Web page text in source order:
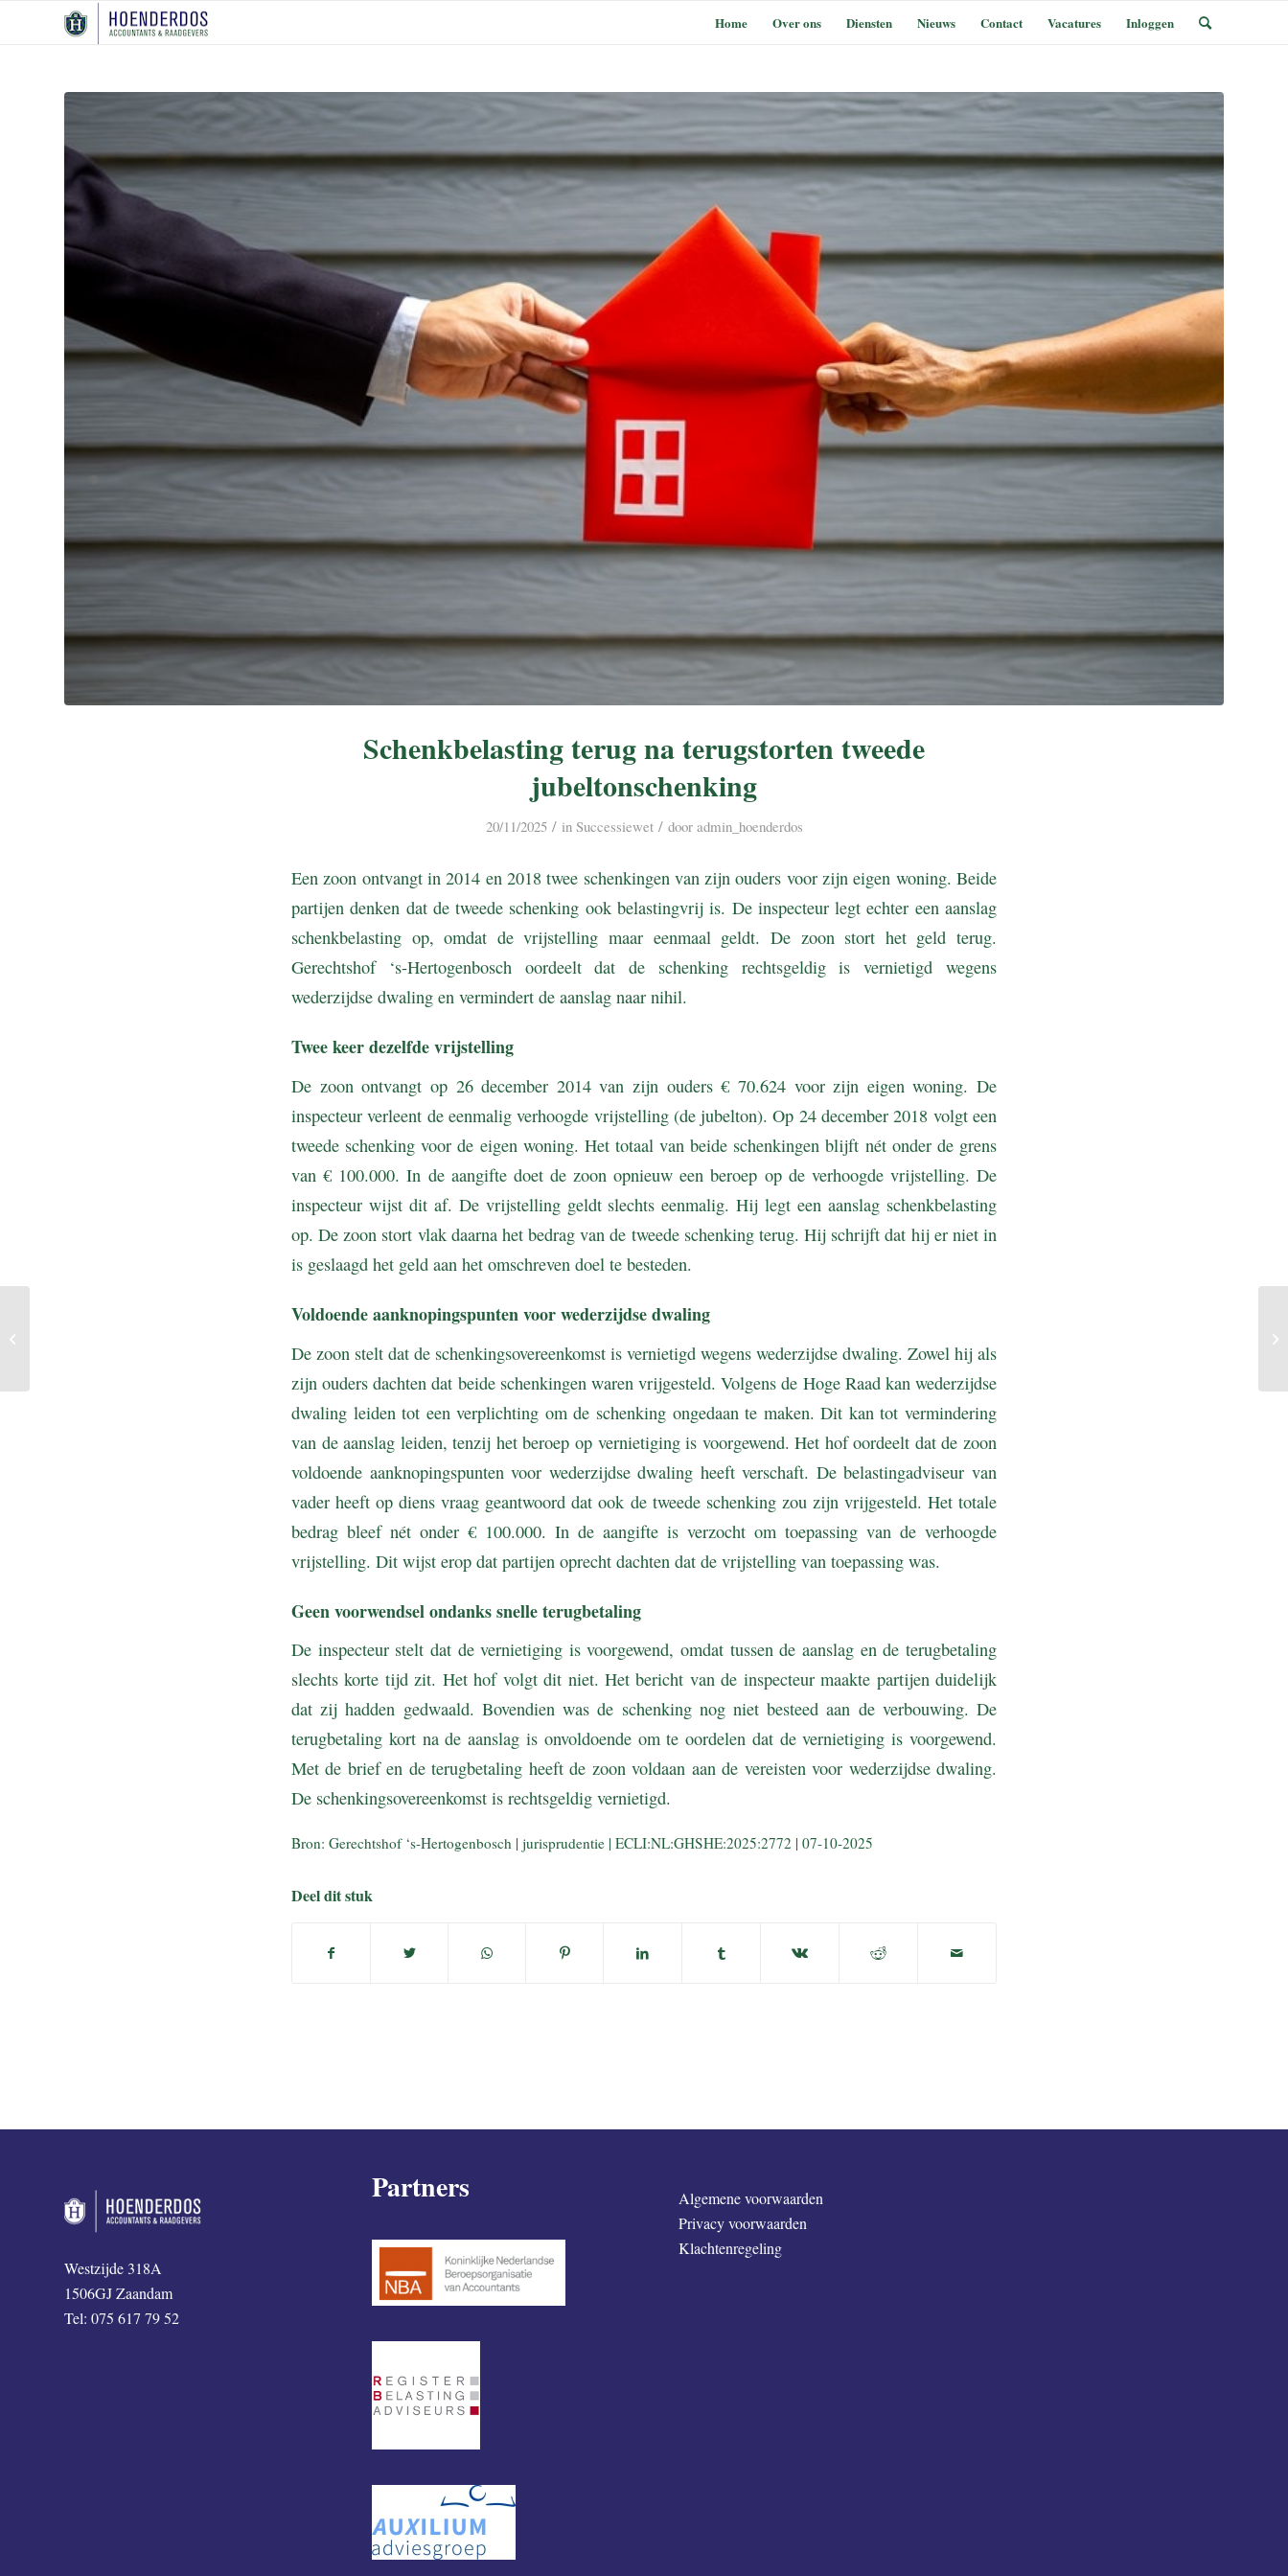
Home Over ons Diensten Nieuws Contact Vacatures Inloggen
Schenkbelasting terug na terugstorten tweede
jubeltonschenking
20/11/2025 / in Successiewet / door admin_hoenderdos
Een zoon ontvangt in 2014 en 2018 twee schenkingen van zijn ouders voor zijn eigen woning. Beide
partijen denken dat de tweede schenking ook belastingvrij is. De inspecteur legt echter een aanslag
schenkbelasting op, omdat de vrijstelling maar eenmaal geldt. De zoon stort het geld terug.
Gerechtshof ‘s-Hertogenbosch oordeelt dat de schenking rechtsgeldig is vernietigd wegens
wederzijdse dwaling en vermindert de aanslag naar nihil.
Twee keer dezelfde vrijstelling
De zoon ontvangt op 26 december 2014 van zijn ouders € 70.624 voor zijn eigen woning. De
inspecteur verleent de eenmalig verhoogde vrijstelling (de jubelton). Op 24 december 2018 volgt een
tweede schenking voor de eigen woning. Het totaal van beide schenkingen blijft nét onder de grens
van € 100.000. In de aangifte doet de zoon opnieuw een beroep op de verhoogde vrijstelling. De
inspecteur wijst dit af. De vrijstelling geldt slechts eenmalig. Hij legt een aanslag schenkbelasting
op. De zoon stort vlak daarna het bedrag van de tweede schenking terug. Hij schrijft dat hij er niet in
is geslaagd het geld aan het omschreven doel te besteden.
Voldoende aanknopingspunten voor wederzijdse dwaling
De zoon stelt dat de schenkingsovereenkomst is vernietigd wegens wederzijdse dwaling. Zowel hij als
zijn ouders dachten dat beide schenkingen waren vrijgesteld. Volgens de Hoge Raad kan wederzijdse
dwaling leiden tot een verplichting om de schenking ongedaan te maken. Dit kan tot vermindering
van de aanslag leiden, tenzij het beroep op vernietiging is voorgewend. Het hof oordeelt dat de zoon
voldoende aanknopingspunten voor wederzijdse dwaling heeft verschaft. De belastingadviseur van
vader heeft op diens vraag geantwoord dat ook de tweede schenking zou zijn vrijgesteld. Het totale
bedrag bleef nét onder € 100.000. In de aangifte is verzocht om toepassing van de verhoogde
vrijstelling. Dit wijst erop dat partijen oprecht dachten dat de vrijstelling van toepassing was.
Geen voorwendsel ondanks snelle terugbetaling
De inspecteur stelt dat de vernietiging is voorgewend, omdat tussen de aanslag en de terugbetaling
slechts korte tijd zit. Het hof volgt dit niet. Het bericht van de inspecteur maakte partijen duidelijk
dat zij hadden gedwaald. Bovendien was de schenking nog niet besteed aan de verbouwing. De
terugbetaling kort na de aanslag is onvoldoende om te oordelen dat de vernietiging is voorgewend.
Met de brief en de terugbetaling heeft de zoon voldaan aan de vereisten voor wederzijdse dwaling.
De schenkingsovereenkomst is rechtsgeldig vernietigd.
Bron: Gerechtshof ‘s-Hertogenbosch | jurisprudentie | ECLI:NL:GHSHE:2025:2772 | 07-10-2025
Deel dit stuk
Westzijde 318A
1506GJ Zaandam
Tel: 075 617 79 52
Partners
Algemene voorwaarden
Privacy voorwaarden
Klachtenregeling